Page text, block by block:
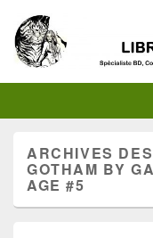
ARCHIVES
GOTHAM BY
AGE #5